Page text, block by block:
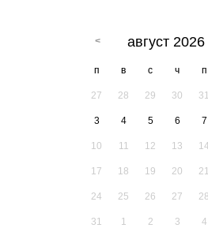
август 2026
п в с ч п
27 28 29 30 31
3 4 5 6 7
10 11 12 13 14
17 18 19 20 21
24 25 26 27 28
31 1 2 3 4